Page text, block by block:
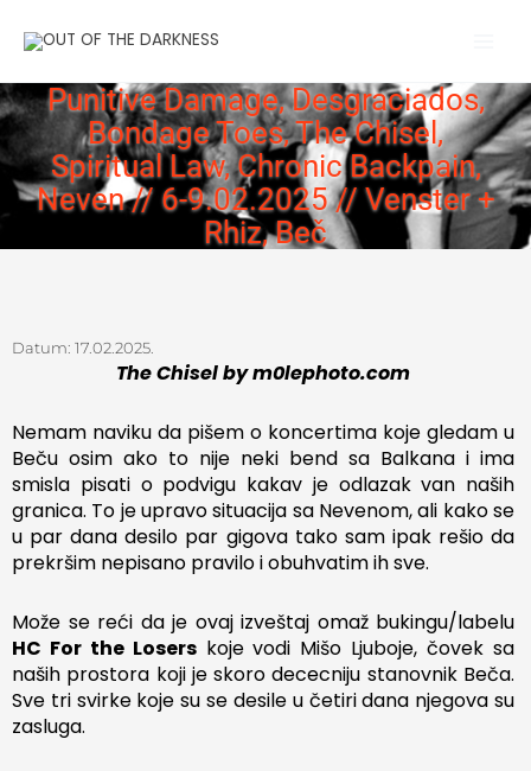
Punitive Damage, Desgraciados,
Bondage Toes, The Chisel,
Spiritual Law, Chronic Backpain,
Neven // 6-9.02.2025 // Venster +
Rhiz, Beč
Datum: 17.02.2025.
The Chisel by m0lephoto.com
Nemam naviku da pišem o koncertima koje gledam u
Beču osim ako to nije neki bend sa Balkana i ima
smisla pisati o podvigu kakav je odlazak van naših
granica. To je upravo situacija sa Nevenom, ali kako se
u par dana desilo par gigova tako sam ipak rešio da
prekršim nepisano pravilo i obuhvatim ih sve.
Može se reći da je ovaj izveštaj omaž bukingu/labelu
HC For the Loserskoje vodi Mišo Ljuboje, čovek sa
naših prostora koji je skoro dececniju stanovnik Beča.
Sve tri svirke koje su se desile u četiri dana njegova su
zasluga.